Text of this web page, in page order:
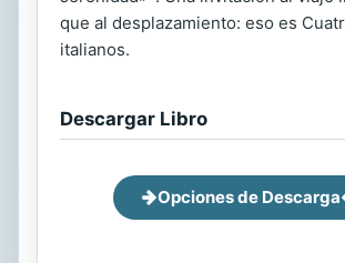
que al desplazamiento: eso es
italianos.
Descargar Libro
Opciones de Descarga